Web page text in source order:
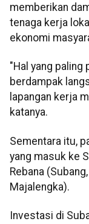
memberikan
tenaga kerja
ekonomi
"Hal yang paling
berdampak
lapangan kerja
katanya.
Sementara itu,
yang masuk ke
Rebana
Majalengka).
Investasi di